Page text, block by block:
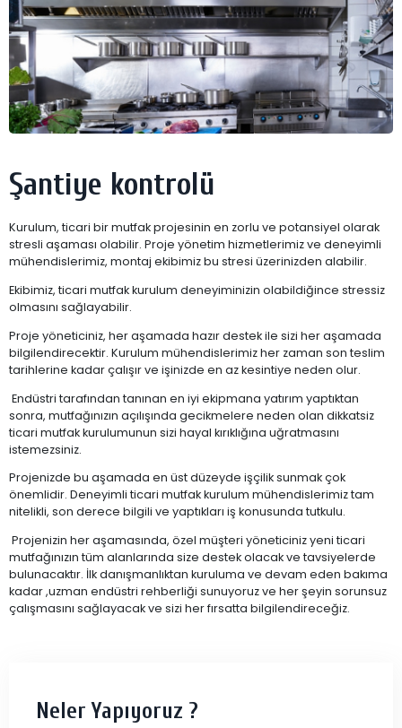
Neler Yapıyoruz ?
Şantiye kontrolü
Kurulum, ticari bir mutfak projesinin en zorlu ve potansiyel olarak
stresli aşaması olabilir. Proje yönetim hizmetlerimiz ve deneyimli
mühendislerimiz, montaj ekibimiz bu stresi üzerinizden alabilir.
Ekibimiz, ticari mutfak kurulum deneyiminizin olabildiğince stressiz
olmasını sağlayabilir.
Proje yöneticiniz, her aşamada hazır destek ile sizi her aşamada
bilgilendirecektir. Kurulum mühendislerimiz her zaman son teslim
tarihlerine kadar çalışır ve işinizde en az kesintiye neden olur.
Endüstri tarafından tanınan en iyi ekipmana yatırım yaptıktan
sonra, mutfağınızın açılışında gecikmelere neden olan dikkatsiz
ticari mutfak kurulumunun sizi hayal kırıklığına uğratmasını
istemezsiniz.
Projenizde bu aşamada en üst düzeyde işçilik sunmak çok
önemlidir. Deneyimli ticari mutfak kurulum mühendislerimiz tam
nitelikli, son derece bilgili ve yaptıkları iş konusunda tutkulu.
Projenizin her aşamasında, özel müşteri yöneticiniz yeni ticari
mutfağınızın tüm alanlarında size destek olacak ve tavsiyelerde
bulunacaktır. İlk danışmanlıktan kuruluma ve devam eden bakıma
kadar ,uzman endüstri rehberliği sunuyoruz ve her şeyin sorunsuz
çalışmasını sağlayacak ve sizi her fırsatta bilgilendireceğiz.